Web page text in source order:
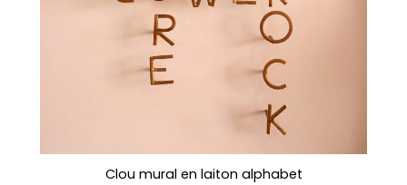
Clou mural en laiton alphabet